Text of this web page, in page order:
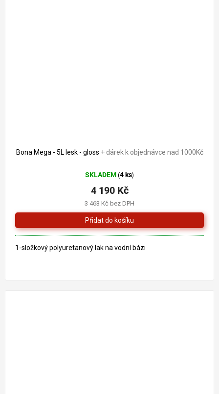
Bona Mega - 5L lesk - gloss + dárek k objednávce nad 1000Kč
SKLADEM (4 ks)
3 463 Kč bez DPH
4 190 Kč
1-složkový polyuretanový lak na vodní bázi